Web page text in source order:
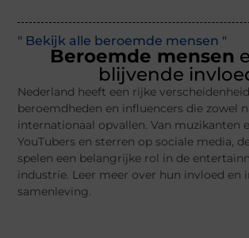
" Bekijk alle beroemde mensen "
Beroemde mensen
blijvende
Nederland heeft een rijke
beroemdheden en influencers die zowel
internationaal opvallen. Van muzikanten
YouTubers en sterren op sociale media,
spelen een belangrijke rol in de
industrie. Leer meer over hun invloed en
samenleving.